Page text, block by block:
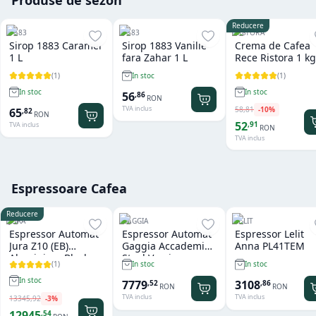
1883
Sirop 1883 Caramel
1 L
(1)
In stoc
65,82 RON
TVA inclus
1883
Sirop 1883 Vanilie
fara Zahar 1 L
In stoc
56,86 RON
TVA inclus
Reducere
RISTORA
Crema de Cafea
Rece Ristora 1 kg
(1)
In stoc
58,81 -10%
52,91 RON
TVA inclus
Espressoare Cafea
Reducere
JURA
Espressor Automat
Jura Z10 (EB)
Aluminium Black
(1)
In stoc
13345,92 -3%
,54
GAGGIA
Espressor Automat
Gaggia Accademia
Steel Version
In stoc
7779,52 RON
TVA inclus
LELIT
Espressor Lelit
Anna PL41TEM
In stoc
3108,86 RON
TVA inclus